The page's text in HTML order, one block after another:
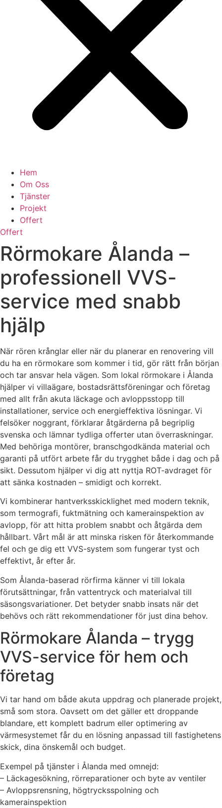
Hem
Om Oss
Tjänster
Projekt
Offert
Offert
Rörmokare Ålanda –
professionell VVS-
service med snabb
hjälp
När rören krånglar eller när du planerar en renovering vill
du ha en rörmokare som kommer i tid, gör rätt från början
och tar ansvar hela vägen. Som lokal rörmokare i Ålanda
hjälper vi villaägare, bostadsrättsföreningar och företag
med allt från akuta läckage och avloppsstopp till
installationer, service och energieffektiva lösningar. Vi
felsöker noggrant, förklarar åtgärderna på begriplig
svenska och lämnar tydliga offerter utan överraskningar.
Med behöriga montörer, branschgodkända material och
garanti på utfört arbete får du trygghet både i dag och på
sikt. Dessutom hjälper vi dig att nyttja ROT-avdraget för
att sänka kostnaden – smidigt och korrekt.
Vi kombinerar hantverksskicklighet med modern teknik,
som termografi, fuktmätning och kamerainspektion av
avlopp, för att hitta problem snabbt och åtgärda dem
hållbart. Vårt mål är att minska risken för återkommande
fel och ge dig ett VVS-system som fungerar tyst och
effektivt, år efter år.
Som Ålanda-baserad rörfirma känner vi till lokala
förutsättningar, från vattentryck och materialval till
säsongsvariationer. Det betyder snabb insats när det
behövs och rätt rekommendationer för just dina behov.
Rörmokare Ålanda – trygg
VVS-service för hem och
företag
Vi tar hand om både akuta uppdrag och planerade projekt,
små som stora. Oavsett om det gäller ett droppande
blandare, ett komplett badrum eller optimering av
värmesystemet får du en lösning anpassad till fastighetens
skick, dina önskemål och budget.
Exempel på tjänster i Ålanda med omnejd:
– Läckagesökning, rörreparationer och byte av ventiler
– Avloppsrensning, högtrycksspolning och
kamerainspektion